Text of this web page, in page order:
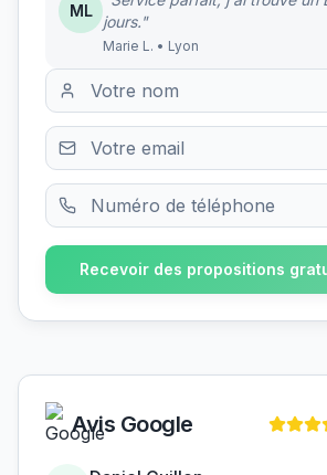
ML
jours."
Marie L. • Lyon
Recevoir des propositions
Avis Google